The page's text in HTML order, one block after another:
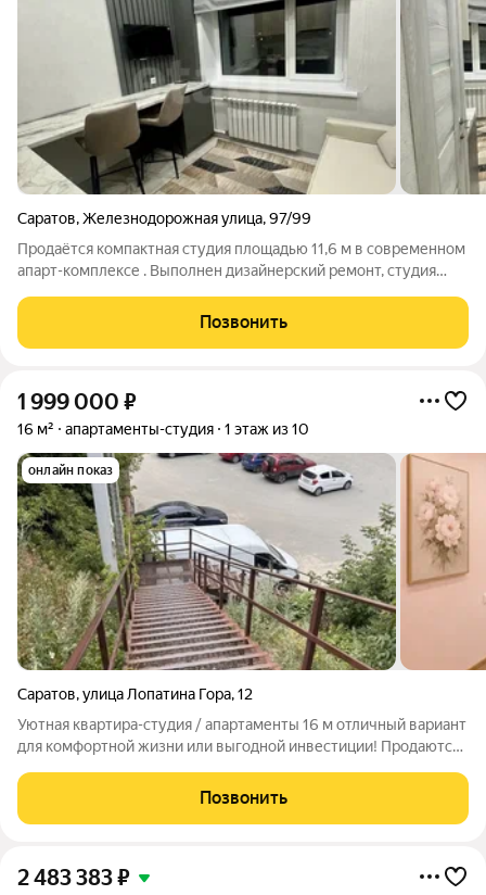
Саратов,Железнодорожная улица,97/99
Продаётся компактная студия площадью 11,6 м в современном
апарт-комплексе . Выполнен дизайнерский ремонт, студия
четырёхэтажное, кирпичное, с продуманной
инфраструктурой: на территории работает
Позвонить
1 999 000 ₽
16 м² апартаменты-студия 1 этаж из 10
онлайн показ
Саратов,улица Лопатина Гора,12
Уютная квартира-студия / апартаменты 16 м отличный вариант
для комфортной жизни или выгодной инвестиции! Продаются
Компактная, но очень функциональная планировка позволяет
максимально эффективно
Позвонить
2 483 383₽